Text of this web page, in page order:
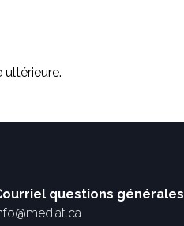
ultérieure.
questions générales